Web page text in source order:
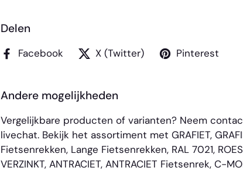
Delen
Facebook X (Twitter) Pinterest
Andere mogelijkheden
Vergelijkbare producten of varianten? Neem
livechat. Bekijk het assortiment met GRAFIET,
Fietsenrekken, Lange Fietsenrekken, RAL 7021,
VERZINKT, ANTRACIET, ANTRACIET Fietsenrek, C-